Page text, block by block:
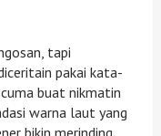
tapi
pakai kata-
buat nikmatin
warna laut yang
bikin merinding.